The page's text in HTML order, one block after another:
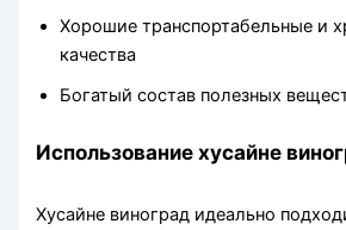
Хорошие транспортабельные и
качества
Богатый состав полезных
Использование хусайне
Хусайне виноград идеально